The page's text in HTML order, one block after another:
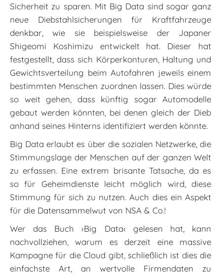
Sicherheit zu sparen. Mit Big Data sind sogar ganz
neue Diebstahlsicherungen für Kraftfahrzeuge
denkbar, wie sie beispielsweise der Japaner
Shigeomi Koshimizu entwickelt hat. Dieser hat
festgestellt, dass sich Körperkonturen, Haltung und
Gewichtsverteilung beim Autofahren jeweils einem
bestimmten Menschen zuordnen lassen. Dies würde
so weit gehen, dass künftig sogar Automodelle
gebaut werden könnten, bei denen gleich der Dieb
anhand seines Hinterns identifiziert werden könnte.
Big Data erlaubt es über die sozialen Netzwerke, die
Stimmungslage der Menschen auf der ganzen Welt
zu erfassen. Eine extrem brisante Tatsache, da es
so für Geheimdienste leicht möglich wird, diese
Stimmung für sich zu nutzen. Auch dies ein Aspekt
für die Datensammelwut von NSA & Co.!
Wer das Buch ›Big Data‹ gelesen hat, kann
nachvollziehen, warum es derzeit eine massive
Kampagne für die Cloud gibt, schließlich ist dies die
einfachste Art, an wertvolle Firmendaten zu